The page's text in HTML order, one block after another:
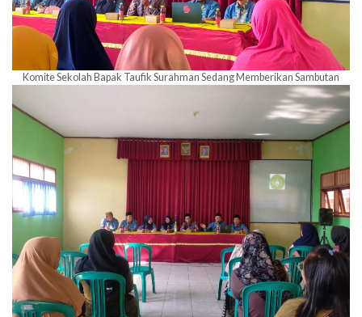
Komite Sekolah Bapak Taufik Surahman Sedang Memberikan Sambutan